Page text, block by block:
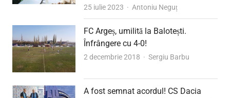
25 iulie 2023 Author
Antoniu Neguț
FC Argeș, umilită la Balotești.
Înfrângere cu 4-0!
2 decembrie 2018 Author
Sergiu Barbu
A fost semnat acordul! CS Dacia